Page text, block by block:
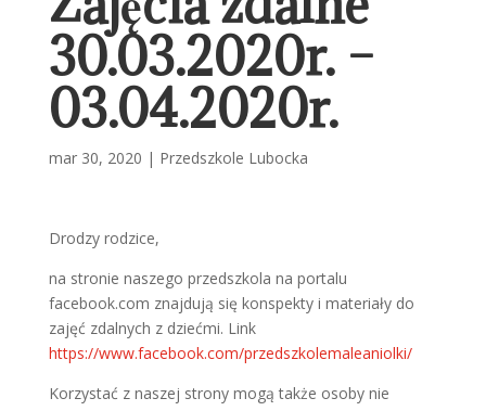
30.03.2020r. –
03.04.2020r.
mar 30, 2020 | Przedszkole Lubocka
Drodzy rodzice,
na stronie naszego przedszkola na portalu
facebook.com znajdują się konspekty i materiały do
zajęć zdalnych z dziećmi. Link
https://www.facebook.com/przedszkolemaleaniolki/
Korzystać z naszej strony mogą także osoby nie